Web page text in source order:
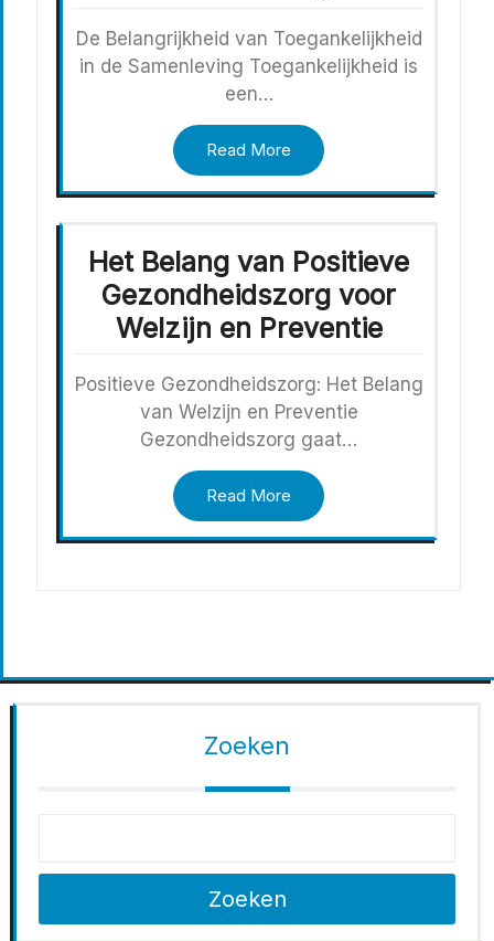
De Belangrijkheid van Toegankelijkheid
in de Samenleving Toegankelijkheid is
een…
Read More
Het Belang van Positieve
Gezondheidszorg voor
Welzijn en Preventie
Positieve Gezondheidszorg: Het Belang
van Welzijn en Preventie
Gezondheidszorg gaat…
Read More
Zoeken
Zoeken